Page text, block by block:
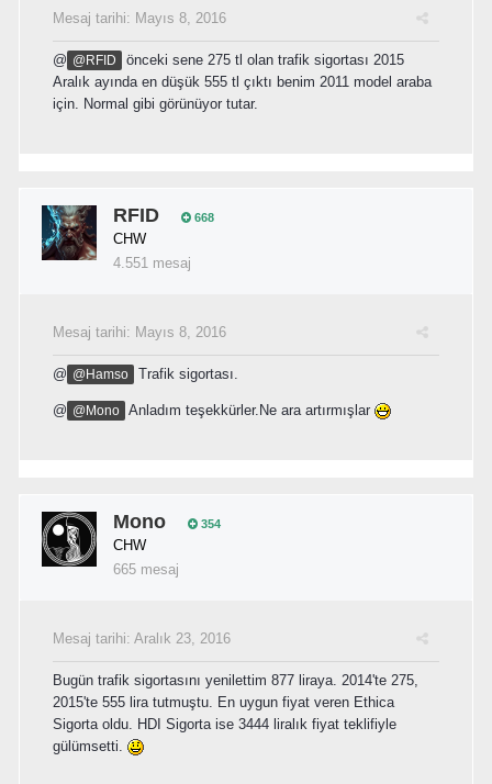
Mesaj tarihi: Mayıs 8, 2016
@ @RFID
önceki sene 275 tl olan trafik sigortası 2015
Aralık ayında en düşük 555 tl çıktı benim 2011 model araba
için. Normal gibi görünüyor tutar.
RFID 668
CHW
4.551 mesaj
Mesaj tarihi: Mayıs 8, 2016
@ @Hamso Trafik sigortası.
@ @Mono Anladım teşekkürler.Ne ara artırmışlar
Mono 354
CHW
665 mesaj
Mesaj tarihi: Aralık 23, 2016
Bugün trafik sigortasını yenilettim 877 liraya. 2014'te 275,
2015'te 555 lira tutmuştu. En uygun fiyat veren Ethica
Sigorta oldu. HDI Sigorta ise 3444 liralık fiyat teklifiyle
gülümsetti.